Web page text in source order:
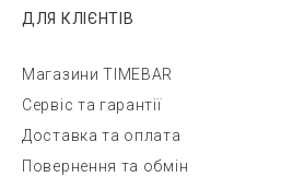
ДЛЯ КЛІЄНТІВ
Магазини TIMEBAR
Сервіс та гарантії
Доставка та оплата
Повернення та обмін